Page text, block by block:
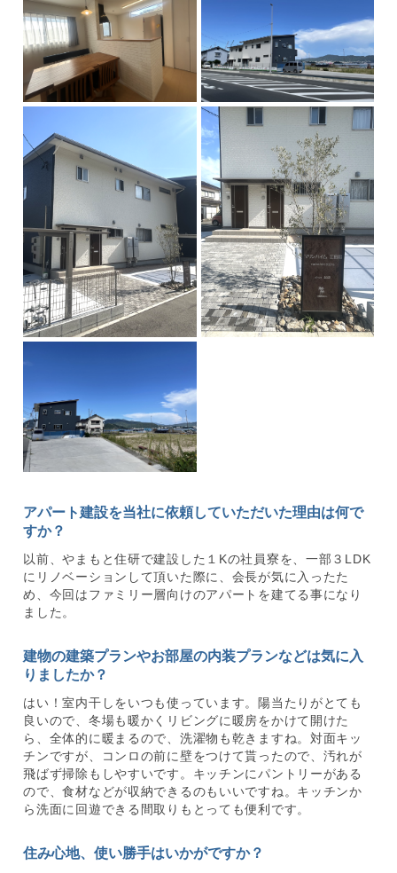
アパート建設を当社に依頼していただいた理由は何で
すか？
以前、やまもと住研で建設した１Kの社員寮を、一部３LDK
にリノベーションして頂いた際に、会長が気に入ったた
め、今回はファミリー層向けのアパートを建てる事になり
ました。
建物の建築プランやお部屋の内装プランなどは気に入
りましたか？
はい！室内干しをいつも使っています。陽当たりがとても
良いので、冬場も暖かくリビングに暖房をかけて開けた
ら、全体的に暖まるので、洗濯物も乾きますね。対面キッ
チンですが、コンロの前に壁をつけて貰ったので、汚れが
飛ばず掃除もしやすいです。キッチンにパントリーがある
ので、食材などが収納できるのもいいですね。キッチンか
ら洗面に回遊できる間取りもとっても便利です。
住み心地、使い勝手はいかがですか？